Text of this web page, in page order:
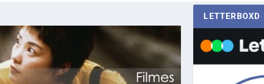
LETTERBOXD